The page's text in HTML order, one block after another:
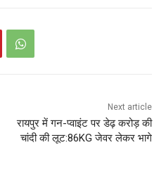
Next article
रायपुर में गन-प्वाइंट पर डेढ़ करोड़ की
चांदी की लूट:86KG जेवर लेकर भागे